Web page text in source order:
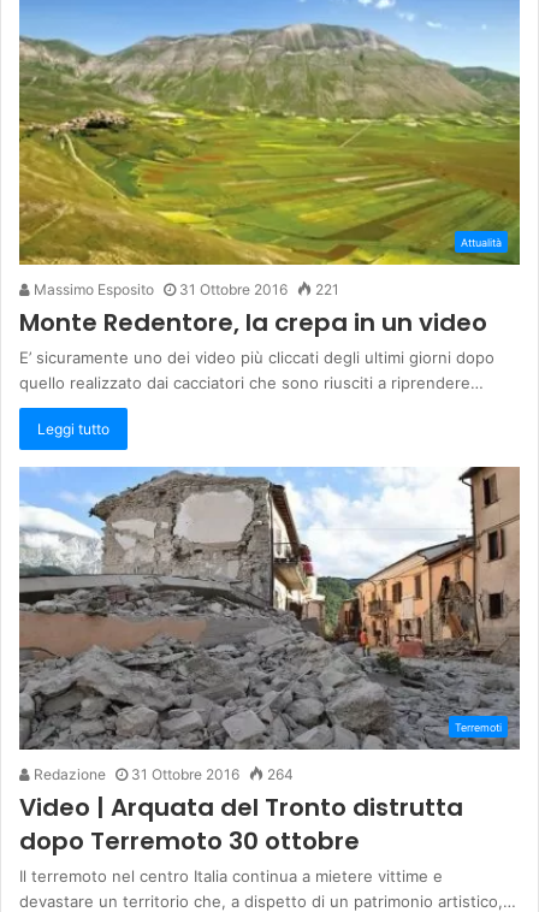
Attualità
Massimo Esposito 31 Ottobre 2016 221
Monte Redentore, la crepa in un video
E’ sicuramente uno dei video più cliccati degli ultimi giorni dopo
quello realizzato dai cacciatori che sono riusciti a riprendere…
Leggi tutto
Terremoti
Redazione 31 Ottobre 2016 264
Video | Arquata del Tronto distrutta
dopo Terremoto 30 ottobre
Il terremoto nel centro Italia continua a mietere vittime e
devastare un territorio che, a dispetto di un patrimonio artistico,…